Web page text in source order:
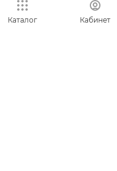
Каталог Кабинет